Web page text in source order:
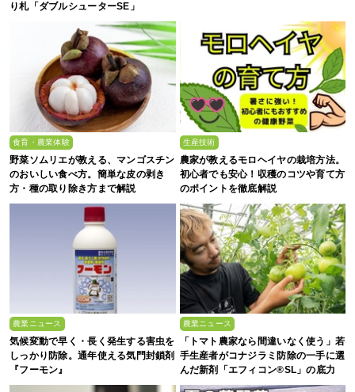
り札「ダブルシューターSE」
食育・農業体験
野菜ソムリエが教える、マンゴスチン
のおいしい食べ方。簡単な皮の剥き
方・種の取り除き方まで解説
生産技術
農家が教えるモロヘイヤの栽培方法。
初心者でも安心！収穫のコツや育て方
のポイントを徹底解説
農業ニュース
気候変動で早く・長く発生する害虫を
しっかり防除。通年使える気門封鎖剤
『フーモン』
農業ニュース
「トマト農家なら間違いなく使う」若
手生産者がコナジラミ防除の一手に選
んだ新剤「エフィコン®SL」の底力